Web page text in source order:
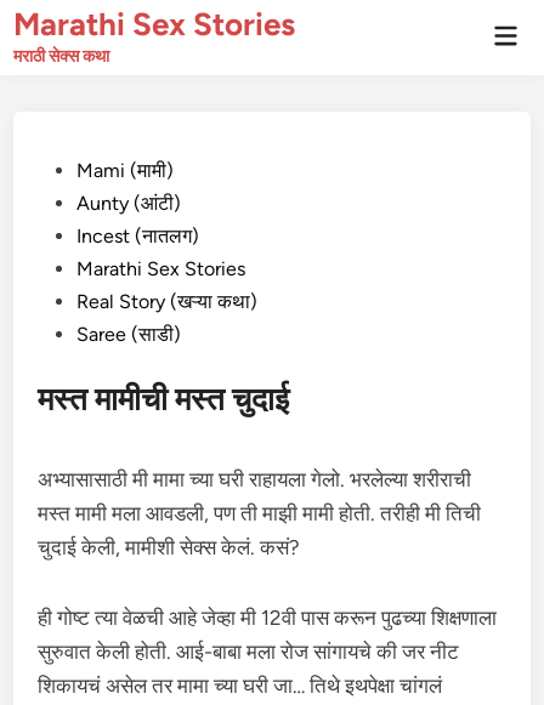
Skip
toMarathi Sex Stories
मराठी सेक्स कथा
PostedMami (मामी)
Aunty (आंटी)
Incest (नातलग)
Marathi Sex Stories
Real Story (खऱ्या कथा)
Saree (साडी)
मस्त मामीची मस्त चुदाई
अभ्यासासाठी मी मामा च्या घरी राहायला गेलो. भरलेल्या शरीराची
मस्त मामी मला आवडली, पण ती माझी मामी होती. तरीही मी तिची
चुदाई केली, मामीशी सेक्स केलं. कसं?
ही गोष्ट त्या वेळची आहे जेव्हा मी 12वी पास करून पुढच्या शिक्षणाला
सुरुवात केली होती. आई-बाबा मला रोज सांगायचे की जर नीट
शिकायचं असेल तर मामा च्या घरी जा… तिथे इथपेक्षा चांगलं